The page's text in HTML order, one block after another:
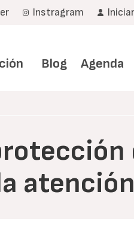
Instragram
Blog Agenda